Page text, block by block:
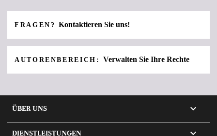
FRAGEN?Kontaktieren Sie uns!
AUTORENBEREICH: Verwalten Sie Ihre Rechte
ÜBER UNS 
DIENSTLEISTUNGEN 